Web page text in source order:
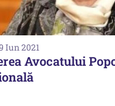
Iun 2021
Avocatului